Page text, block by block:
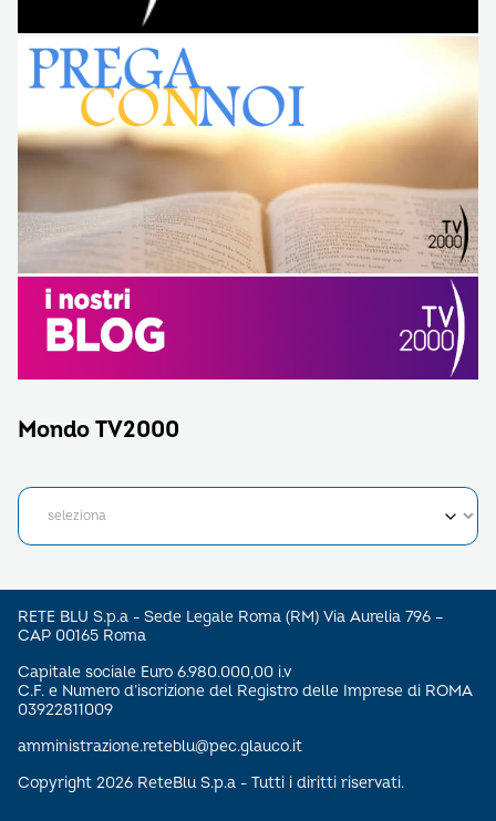
Mondo TV2000
RETE BLU S.p.a - Sede Legale Roma (RM) Via Aurelia 796 –
CAP 00165 Roma
Capitale sociale Euro 6.980.000,00 i.v
C.F. e Numero d’iscrizione del Registro delle Imprese di ROMA
03922811009
amministrazione.reteblu@pec.glauco.it
Copyright 2026 ReteBlu S.p.a - Tutti i diritti riservati.